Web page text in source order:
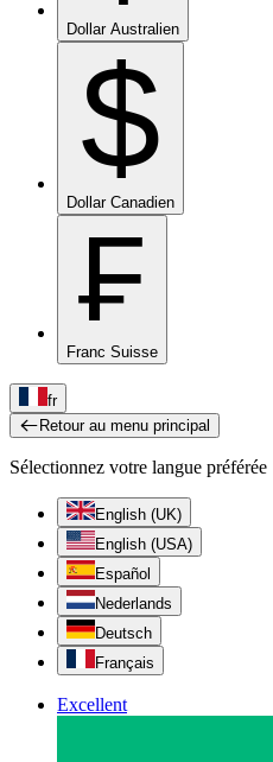
Dollar Australien
$
Dollar Canadien
₣
Franc Suisse
fr
Retour au menu principal
Sélectionnez votre langue préférée
English (UK)
English (USA)
Español
Nederlands
Deutsch
Français
Excellent